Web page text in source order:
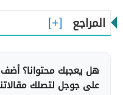
المراجع
هل يعجبك محتوانا؟
على جوجل لتصلك